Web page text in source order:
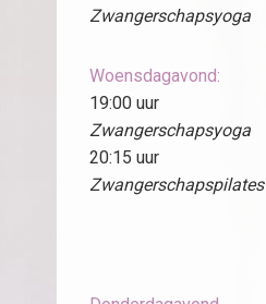
Zwangerschapsyoga
Woensdagavond:
19:00 uur
Zwangerschapsyoga
20:15 uur
Zwangerschapspilates